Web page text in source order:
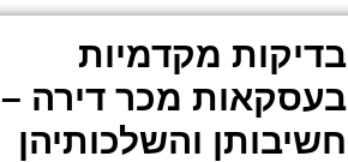
בדיקות מקדמיות
בעסקאות מכר דירה –
חשיבותן והשלכותיהן